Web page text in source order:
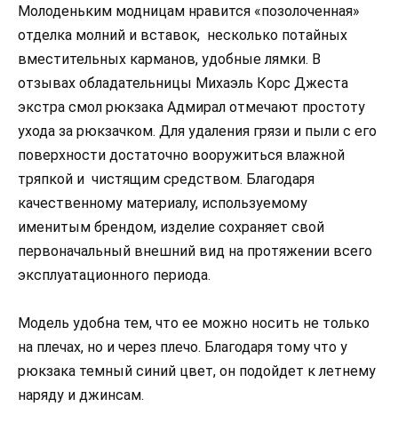
Молоденьким модницам нравится «позолоченная»
отделка молний и вставок, несколько потайных
вместительных карманов, удобные лямки. В
отзывах обладательницы Михаэль Корс Джеста
экстра смол рюкзака Адмирал отмечают простоту
ухода за рюкзачком. Для удаления грязи и пыли с его
поверхности достаточно вооружиться влажной
тряпкой и чистящим средством. Благодаря
качественному материалу, используемому
именитым брендом, изделие сохраняет свой
первоначальный внешний вид на протяжении всего
эксплуатационного периода.
Модель удобна тем, что ее можно носить не только
на плечах, но и через плечо. Благодаря тому что у
рюкзака темный синий цвет, он подойдет к летнему
наряду и джинсам.